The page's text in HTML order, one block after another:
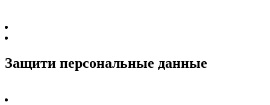
Защити персональные данные